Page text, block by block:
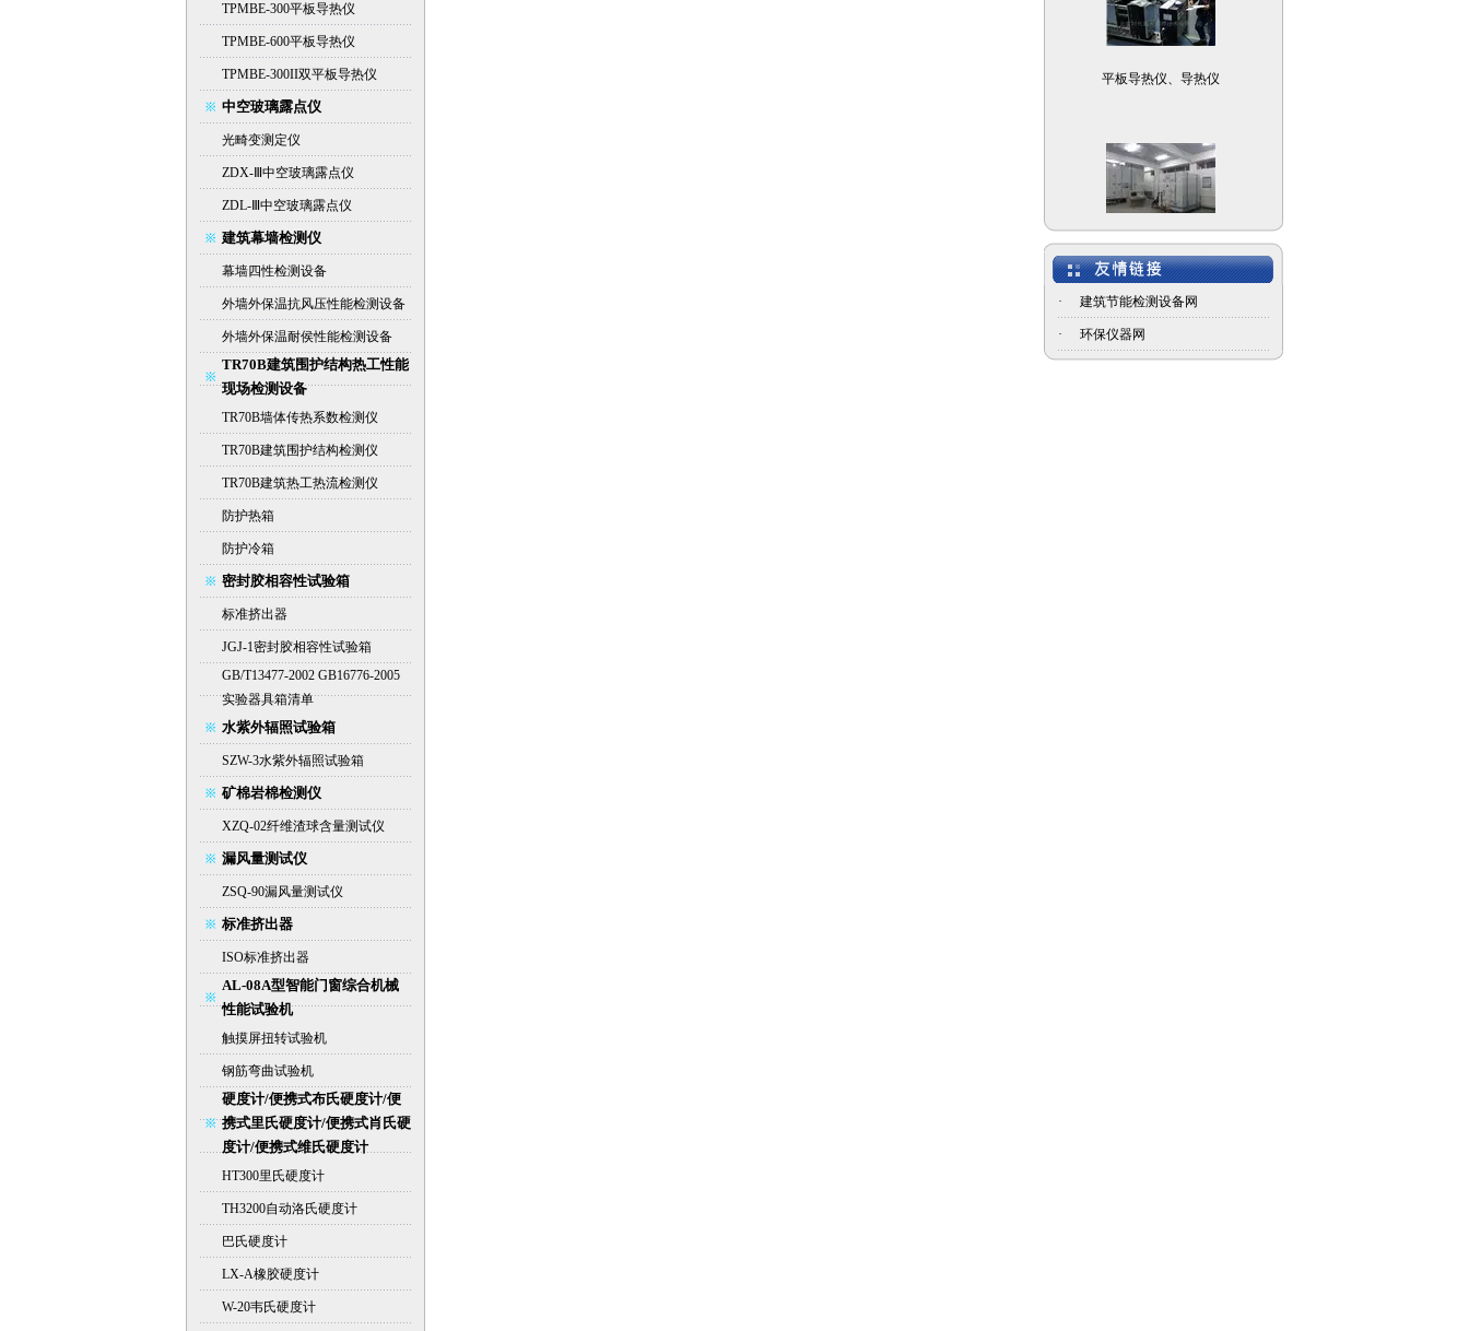
TPMBE-300平板导热仪
TPMBE-600平板导热仪
TPMBE-300II双平板导热仪
中空玻璃露点仪
光畸变测定仪
ZDX-Ⅲ中空玻璃露点仪
ZDL-Ⅲ中空玻璃露点仪
建筑幕墙检测仪
幕墙四性检测设备
外墙外保温抗风压性能检测设备
外墙外保温耐侯性能检测设备
TR70B建筑围护结构热工性能
现场检测设备
TR70B墙体传热系数检测仪
TR70B建筑围护结构检测仪
TR70B建筑热工热流检测仪
防护热箱
防护冷箱
密封胶相容性试验箱
标准挤出器
JGJ-1密封胶相容性试验箱
GB/T13477-2002 GB16776-2005
实验器具箱清单
水紫外辐照试验箱
SZW-3水紫外辐照试验箱
矿棉岩棉检测仪
XZQ-02纤维渣球含量测试仪
漏风量测试仪
ZSQ-90漏风量测试仪
标准挤出器
ISO标准挤出器
AL-08A型智能门窗综合机械
性能试验机
触摸屏扭转试验机
钢筋弯曲试验机
硬度计/便携式布氏硬度计/便
携式里氏硬度计/便携式肖氏硬
度计/便携式维氏硬度计
HT300里氏硬度计
TH3200自动洛氏硬度计
巴氏硬度计
LX-A橡胶硬度计
W-20韦氏硬度计
平板导热仪、导热仪
建筑门窗保温性能检测
· 建筑节能检测设备网
· 环保仪器网